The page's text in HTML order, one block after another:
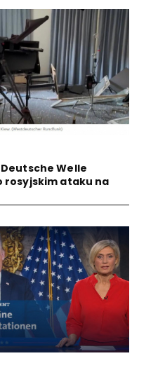
Deutsche Welle
rosyjskim ataku na